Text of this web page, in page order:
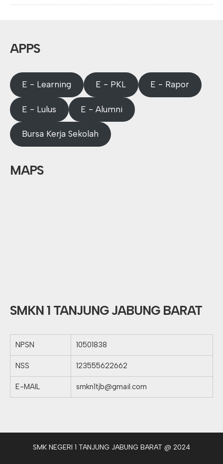
APPS
E - Learning E - PKL E - Rapor
E - Lulus E - Alumni
Bursa Kerja Sekolah
MAPS
SMKN 1 TANJUNG JABUNG BARAT
NPSN 10501838
NSS 123555622662
E-MAIL smkn1tjb@gmail.com
SMK NEGERI 1 TANJUNG JABUNG BARAT @ 2024